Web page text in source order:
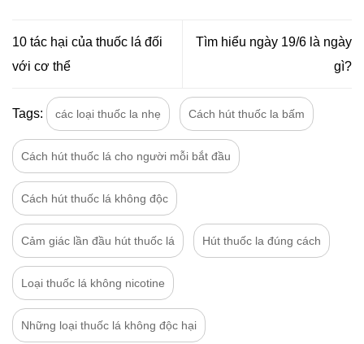
10 tác hại của thuốc lá đối
với cơ thể
Tìm hiểu ngày 19/6 là ngày
gì?
Tags: các loại thuốc la nhẹ Cách hút thuốc la bấm
Cách hút thuốc lá cho người mỗi bắt đầu
Cách hút thuốc lá không độc
Cảm giác lần đầu hút thuốc lá Hút thuốc la đúng cách
Loại thuốc lá không nicotine
Những loại thuốc lá không độc hại